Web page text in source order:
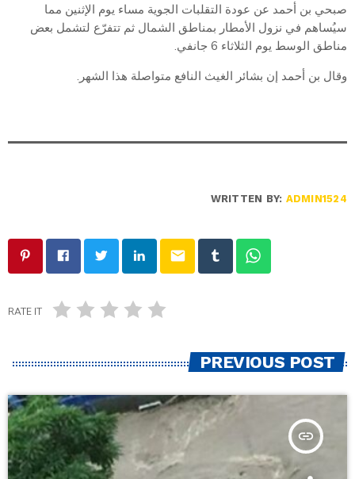
صبحي بن أحمد عن عودة التقلبات الجوية مساء يوم الإثنين مما
سيُساهم في نزول الأمطار بمناطق الشمال ثم تتفرّع لتشمل بعض
مناطق الوسط يوم الثلاثاء 6 جانفي.
وقال بن أحمد إن بشائر الغيث النافع متواصلة هذا الشهر.
WRITTEN BY: ADMIN1524
email
RATE IT
PREVIOUS POST
insert_link